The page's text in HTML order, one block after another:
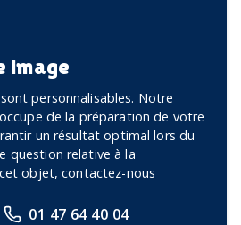
image
personnalisables. Notre
de la préparation de votre
un résultat optimal lors du
question relative à la
objet, contactez-nous
01 47 64 40 04